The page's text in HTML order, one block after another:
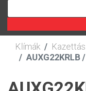
Klímák
Kazettás
AUXG22KRLB